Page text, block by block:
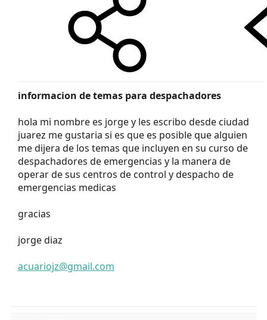
informacion de temas para despachadores
hola mi nombre es jorge y les escribo desde ciudad
juarez me gustaria si es que es posible que alguien
me dijera de los temas que incluyen en su curso de
despachadores de emergencias y la manera de
operar de sus centros de control y despacho de
emergencias medicas
gracias
jorge diaz
acuariojz@gmail.com